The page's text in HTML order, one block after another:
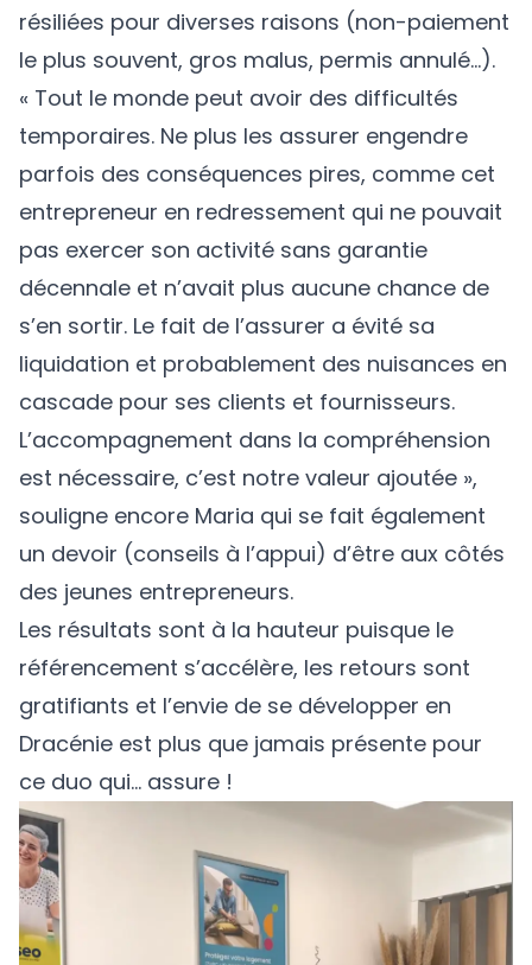
résiliées pour diverses raisons (non-paiement
le plus souvent, gros malus, permis annulé…).
« Tout le monde peut avoir des difficultés
temporaires. Ne plus les assurer engendre
parfois des conséquences pires, comme cet
entrepreneur en redressement qui ne pouvait
pas exercer son activité sans garantie
décennale et n’avait plus aucune chance de
s’en sortir. Le fait de l’assurer a évité sa
liquidation et probablement des nuisances en
cascade pour ses clients et fournisseurs.
L’accompagnement dans la compréhension
est nécessaire, c’est notre valeur ajoutée »,
souligne encore Maria qui se fait également
un devoir (conseils à l’appui) d’être aux côtés
des jeunes entrepreneurs.
Les résultats sont à la hauteur puisque le
référencement s’accélère, les retours sont
gratifiants et l’envie de se développer en
Dracénie est plus que jamais présente pour
ce duo qui… assure !